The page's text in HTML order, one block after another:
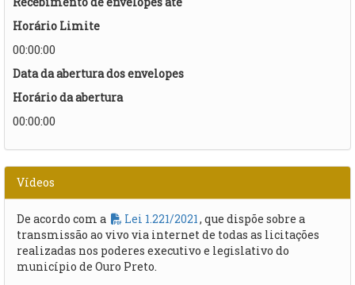
Horário Limite
00:00:00
Data da abertura dos envelopes
Horário da abertura
00:00:00
Vídeos
De acordo com a Lei 1.221/2021 , que dispõe sobre a
transmissão ao vivo via internet de todas as licitações
realizadas nos poderes executivo e legislativo do
município de Ouro Preto.